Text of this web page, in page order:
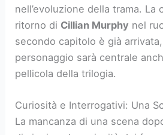
nell’evoluzione della trama. La
ritorno di Cillian Murphy nel
secondo capitolo è già
personaggio sarà centrale
pellicola della trilogia.
Curiosità e Interrogativi: Una
La mancanza di una scena